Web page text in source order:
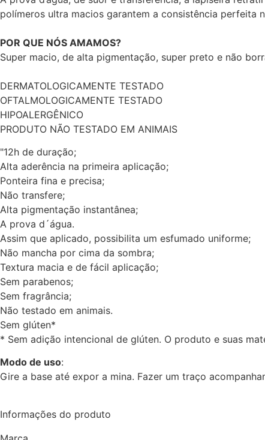
polímeros ultra macios garantem a consistência perfeita
POR QUE NÓS AMAMOS?
Super macio, de alta pigmentação, super preto e não
DERMATOLOGICAMENTE TESTADO
OFTALMOLOGICAMENTE TESTADO
HIPOALERGÊNICO
PRODUTO NÃO TESTADO EM ANIMAIS
"12h de duração;
Alta aderência na primeira aplicação;
Ponteira fina e precisa;
Não transfere;
Alta pigmentação instantânea;
A prova d´água.
Assim que aplicado, possibilita um esfumado uniforme;
Não mancha por cima da sombra;
Textura macia e de fácil aplicação;
Sem parabenos;
Sem fragrância;
Não testado em animais.
Sem glúten*
* Sem adição intencional de glúten. O produto e suas
Modo de uso:
Gire a base até expor a mina. Fazer um traço
Informações do produto